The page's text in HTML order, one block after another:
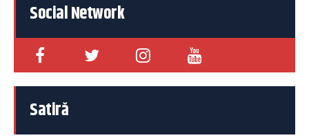
Social Network
Satiră